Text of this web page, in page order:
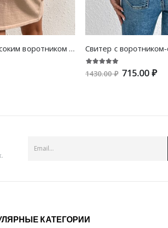
Платье-свитер с высоким воротником с разрезом
1430.00 ₽ 715.00 ₽
КАТЕГОРИИ